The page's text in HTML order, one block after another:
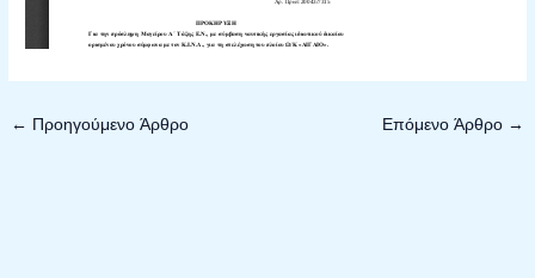
← Προηγούμενο Άρθρο Επόμενο Άρθρο →